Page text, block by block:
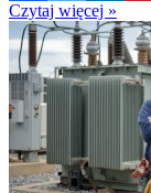
Czytaj więcej »